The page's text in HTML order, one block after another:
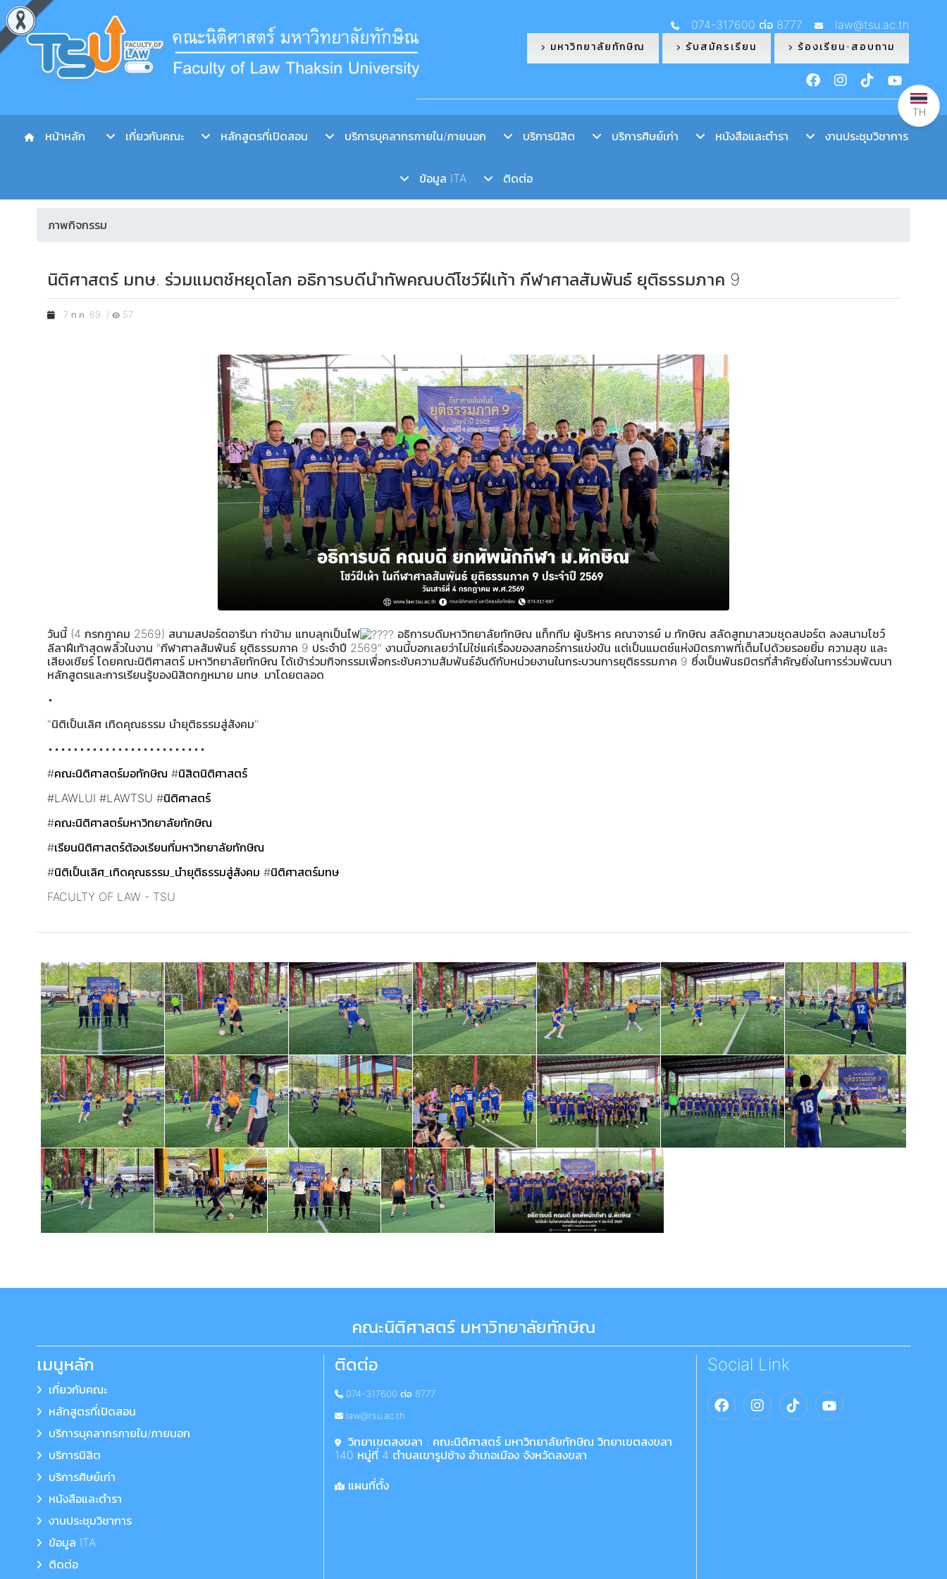
074-317600 ต่อ 8777 law@tsu.ac.th
มหาวิทยาลัยทักษิณ รับสมัครเรียน ร้องเรียน-สอบถาม
หน้าหลัก เกี่ยวกับคณะ หลักสูตรที่เปิดสอน บริการบุคลากรภายใน/ภายนอก บริการนิสิต บริการศิษย์เก่า หนังสือและตำรา งานประชุมวิชาการ
ข้อมูล ITA ติดต่อ
ภาพกิจกรรม
นิติศาสตร์ มทษ. ร่วมแมตช์หยุดโลก อธิการบดีนำทัพคณบดีโชว์ฝีเท้า กีฬาศาลสัมพันธ์ ยุติธรรมภาค 9
7 ก.ค. 69 / 57
วันนี้ (4 กรกฎาคม 2569) สนามสปอร์ตอารีนา ท่าข้าม แทบลุกเป็นไฟ
อธิการบดีมหาวิทยาลัยทักษิณ แท็กทีม ผู้บริหาร คณาจารย์ ม.ทักษิณ สลัดสูทมาสวมชุดสปอร์ต ลงสนามโชว์
ลีลาฝีเท้าสุดพลิ้วในงาน "กีฬาศาลสัมพันธ์ ยุติธรรมภาค 9 ประจำปี 2569" งานนี้บอกเลยว่าไม่ใช่แค่เรื่องของสกอร์การแข่งขัน แต่เป็นแมตช์แห่งมิตรภาพที่เต็มไปด้วยรอยยิ้ม ความสุข และ
เสียงเชียร์ โดยคณะนิติศาสตร์ มหาวิทยาลัยทักษิณ ได้เข้าร่วมกิจกรรมเพื่อกระชับความสัมพันธ์อันดีกับหน่วยงานในกระบวนการยุติธรรมภาค 9 ซึ่งเป็นพันธมิตรที่สำคัญยิ่งในการร่วมพัฒนา
หลักสูตรและการเรียนรู้ของนิสิตกฎหมาย มทษ. มาโดยตลอด
•
"นิติเป็นเลิศ เทิดคุณธรรม นำยุติธรรมสู่สังคม"
•••••••••••••••••••••••••
#คณะนิติศาสตร์มอทักษิณ #นิสิตนิติศาสตร์
#LAWLUI #LAWTSU #นิติศาสตร์
#คณะนิติศาสตร์มหาวิทยาลัยทักษิณ
#เรียนนิติศาสตร์ต้องเรียนที่มหาวิทยาลัยทักษิณ
#นิติเป็นเลิศ_เทิดคุณธรรม_นำยุติธรรมสู่สังคม #นิติศาสตร์มทษ
FACULTY OF LAW - TSU
คณะนิติศาสตร์ มหาวิทยาลัยทักษิณ
เมนูหลัก
เกี่ยวกับคณะ
หลักสูตรที่เปิดสอน
บริการบุคลากรภายใน/ภายนอก
บริการนิสิต
บริการศิษย์เก่า
หนังสือและตำรา
งานประชุมวิชาการ
ข้อมูล ITA
ติดต่อ
ติดต่อ
074-317600 ต่อ 8777
law@tsu.ac.th
วิทยาเขตสงขลา : คณะนิติศาสตร์ มหาวิทยาลัยทักษิณ วิทยาเขตสงขลา
140 หมู่ที่ 4 ตำบลเขารูปช้าง อำเภอเมือง จังหวัดสงขลา
แผนที่ตั้ง
Social Link
TH